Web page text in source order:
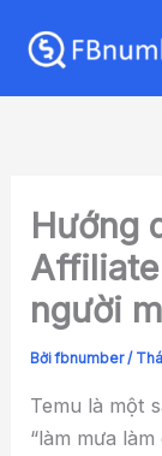
Hướng
người
Bởifbnumber/
Temu là một
“làm mưa